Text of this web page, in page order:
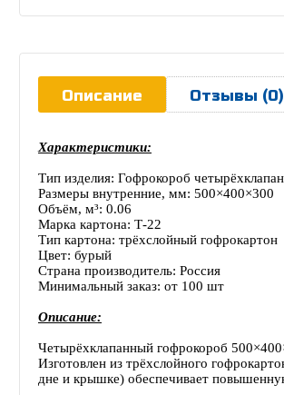
Описание Отзывы (0)
Характеристики:
Тип изделия: Гофрокороб
Размеры внутренние, мм: 500×400×300
Объём, м³: 0.06
Марка картона: Т-22
Тип картона: трёхслойный гофрокартон
Цвет: бурый
Страна производитель: Россия
Минимальный заказ: от 100 шт
Описание:
Четырёхклапанный гофрокороб
Изготовлен из трёхслойного
дне и крышке) обеспечивает